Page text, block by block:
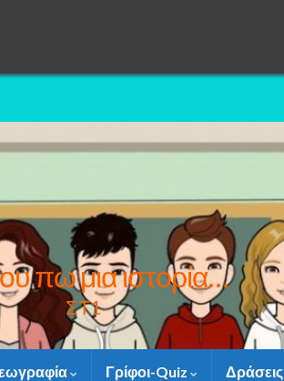
πω μια ιστορία…
ΣΤ1
Γρίφοι-Quiz Δράσεις